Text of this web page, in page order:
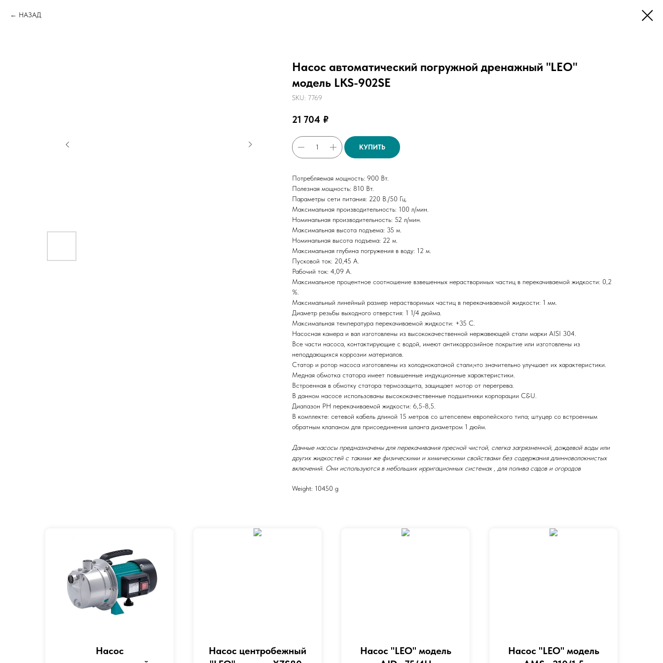
НАЗАД
Насос автоматический погружной дренажный "LEO"
модель LKS-902SE
SKU: 7769
21 704 ₽
КУПИТЬ
Потребляемая мощность: 900 Вт.
Полезная мощность: 810 Вт.
Параметры сети питания: 220 В./50 Гц.
Максимальная производительность: 100 л/мин.
Номинальная производительность: 52 л/мин.
Максимальная высота подъема: 35 м.
Номинальная высота подъема: 22 м.
Максимальная глубина погружения в воду: 12 м.
Пусковой ток: 20,45 А.
Рабочий ток: 4,09 А.
Максимальное процентное соотношение взвешенных нерастворимых частиц в перекачиваемой жидкости: 0,2
%.
Максимальный линейный размер нерастворимых частиц в перекачиваемой жидкости: 1 мм.
Диаметр резьбы выходного отверстия: 1 1/4 дюйма.
Максимальная температура перекачиваемой жидкости: +35 С.
Насосная камера и вал изготовлены из высококачественной нержавеющей стали марки AISI 304.
Все части насоса, контактирующие с водой, имеют антикоррозийное покрытие или изготовлены из
неподдающихся коррозии материалов.
Статор и ротор насоса изготовлены из холоднокатаной стали,что значительно улучшает их характеристики.
Медная обмотка статора имеет повышенные индукционные характеристики.
Встроенная в обмотку статора термозащита, защищает мотор от перегрева.
В данном насосе использованы высококачественные подшипники корпорации C&U.
Диапазон РН перекачиваемой жидкости: 6,5-8,5.
В комплекте: сетевой кабель длиной 15 метров со штепселем европейского типа; штуцер со встроенным
обратным клапаном для присоединения шланга диаметром 1 дюйм.
Данные насосы предназначены для перекачивания пресной чистой, слегка загрязненной, дождевой воды или
других жидкостей с такими же физическими и химическими свойствами без содержания длинноволокнистых
включений. Они используются в небольших ирригационных системах , для полива садов и огородов
Weight: 10450 g
Насос
Насос центробежный
Насос "LEO" модель
Насос "LEO" модель